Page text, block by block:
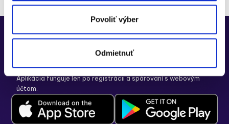
Povoliť výber
Odmietnuť
Stiahnite si aplikáciu
Aplikácia funguje len poregistráciia spárovaní s webovým
účtom.